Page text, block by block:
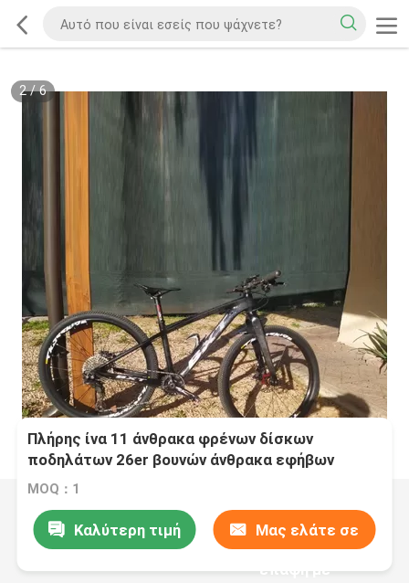
2/6
Πλήρης ίνα 11 άνθρακα φρένων δίσκων
ποδηλάτων 26er βουνών άνθρακα εφήβων
ταχύτητα
MOQ：1
Καλύτερη τιμή Μας ελάτε σε
επαφή με